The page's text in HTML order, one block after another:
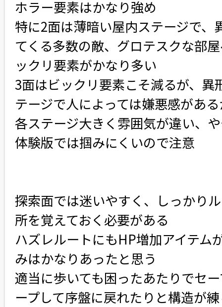
ホラー要素はかなり強め
特に2面は薄暗い屋内ステージで、
てくる多数の敵、グロテスクな部
ックリ要素がかなり多い
3面はビックリ要素こそ減るが、
テージで人によっては嫌悪感があ
各ステージ大きく雰囲気が違い、
体験版では掴みにくいので注意
探索面では迷いやすく、しっかり
所を覚えておく必要がある
ハズレルートにもHP増加アイテム
みはかなりあったと思う
適当に歩いても困ったあたりでセ
ープして序盤に戻れたりと構造が